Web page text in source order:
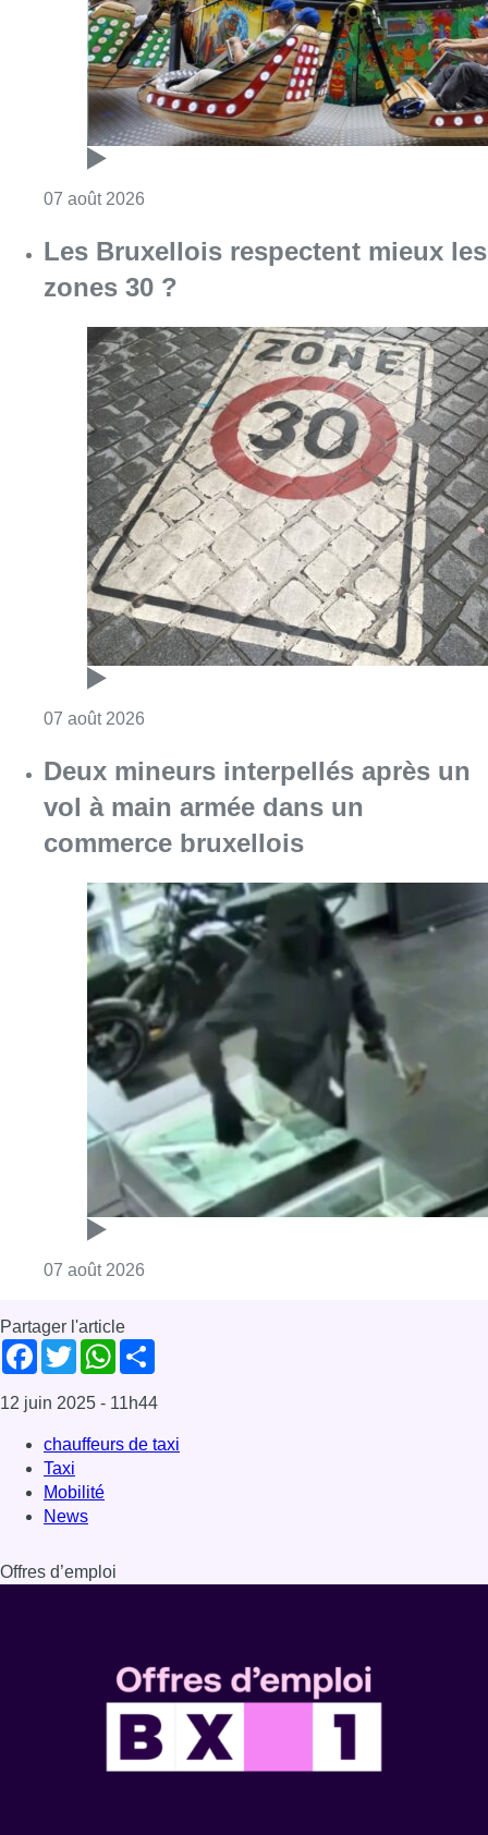
07 août 2026
Les Bruxellois respectent mieux les
zones 30 ?
07 août 2026
Deux mineurs interpellés après un
vol à main armée dans un
commerce bruxellois
07 août 2026
Partager l'article
Facebook
TwitterWhatsApp
12 juin 2025 - 11h44
chauffeurs de taxi
Taxi
Mobilité
News
Offres d’emploi